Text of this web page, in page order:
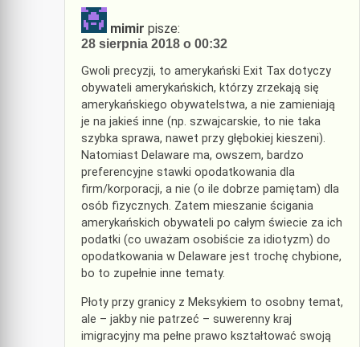
mimir pisze:
28 sierpnia 2018 o 00:32
Gwoli precyzji, to amerykański Exit Tax dotyczy
obywateli amerykańskich, którzy zrzekają się
amerykańskiego obywatelstwa, a nie zamieniają
je na jakieś inne (np. szwajcarskie, to nie taka
szybka sprawa, nawet przy głębokiej kieszeni).
Natomiast Delaware ma, owszem, bardzo
preferencyjne stawki opodatkowania dla
firm/korporacji, a nie (o ile dobrze pamiętam) dla
osób fizycznych. Zatem mieszanie ścigania
amerykańskich obywateli po całym świecie za ich
podatki (co uważam osobiście za idiotyzm) do
opodatkowania w Delaware jest trochę chybione,
bo to zupełnie inne tematy.
Płoty przy granicy z Meksykiem to osobny temat,
ale – jakby nie patrzeć – suwerenny kraj
imigracyjny ma pełne prawo kształtować swoją